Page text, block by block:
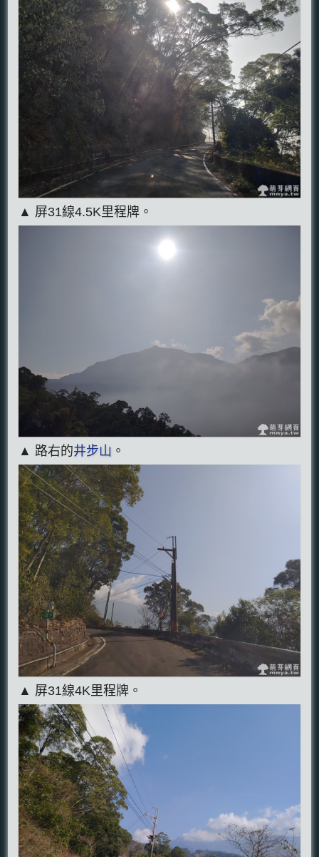
▲ 屏31線4.5K里程牌。
▲ 路右的井步山 。
▲ 屏31線4K里程牌。